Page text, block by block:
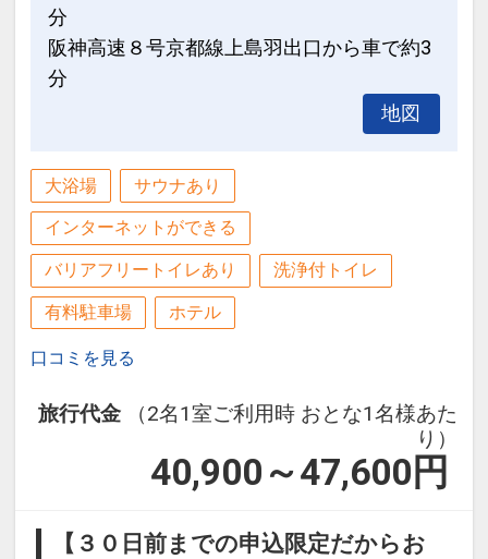
分
阪神高速８号京都線上島羽出口から車で約3
分
地図
大浴場 サウナあり
インターネットができる
バリアフリートイレあり 洗浄付トイレ
有料駐車場 ホテル
口コミを見る
旅行代金
（2名1室ご利用時 おとな1名様あた
り）
40,900～47,600 円
【３０日前までの申込限定だからお